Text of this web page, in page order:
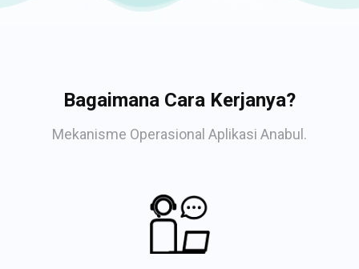
Bagaimana Cara Kerjanya?
Mekanisme Operasional Aplikasi Anabul.